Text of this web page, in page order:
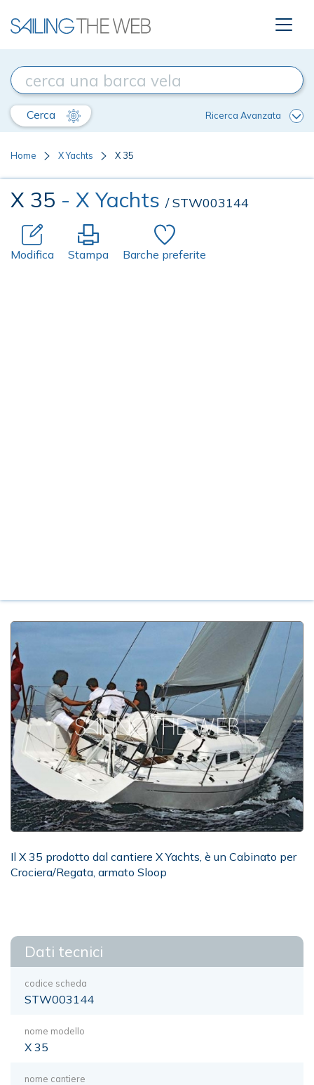
Cerca Ricerca Avanzata
Home X Yachts X 35
X 35 - X Yachts / STW003144
Modifica Stampa Barche preferite
Il X 35 prodotto dal cantiere X Yachts, è un Cabinato per
Crociera/Regata, armato Sloop
Dati tecnici
codice scheda
STW003144
nome modello
X 35
nome cantiere